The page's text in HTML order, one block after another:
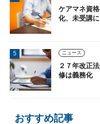
ケアマネ資
化、未受講
ニュース
２７年改正
修は義務化
おすすめ記事